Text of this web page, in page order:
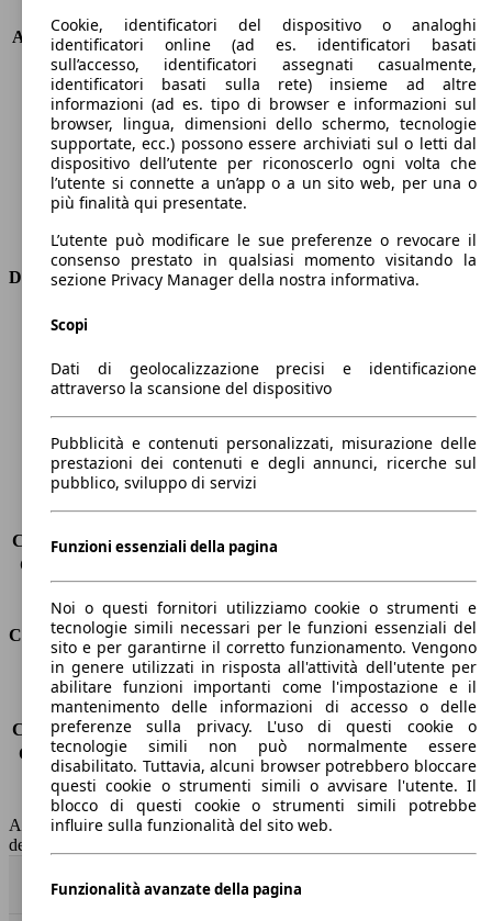
Accelerazione (0-100 km/h)
5.8s
Velocità massima (km/h)
200 km/h
Numero di marce
8
Coppia
261 nm
Cilindrata
2488 ccm
Carburante
Elettrica/Benzina
Cilindri
4
Trasmissione
Automatico
Tipo di trazione
Integrale
Dimensioni
Lunghezza
Larghezza
1890 mm
Passo
2870 mm
Peso massimo
-
Carico massimo
-
Porte
5
Sedili
5
Carico sul tetto
-
Capacità di traino (senza freni) -
Capacità di traino (con freni)
Volume del bagagliaio
Consumi
Emissioni di CO2*
-
Consumo (urbano)
-
Consumo (extra-urbano)
-
Consumo (combinato)*
Classe di emissione
Euro 6
Capacità del serbatoio
50 l
AutoScout24 non si assume alcuna responsabilità per la correttezza
dei dati.
Cookie, identificatori del dispositivo o analoghi
identificatori online (ad es. identificatori basati
sull’accesso, identificatori assegnati casualmente,
identificatori basati sulla rete) insieme ad altre
informazioni (ad es. tipo di browser e informazioni sul
browser, lingua, dimensioni dello schermo, tecnologie
supportate, ecc.) possono essere archiviati sul o letti dal
dispositivo dell’utente per riconoscerlo ogni volta che
l’utente si connette a un’app o a un sito web, per una o
più finalità qui presentate.
L’utente può modificare le sue preferenze o revocare il
consenso prestato in qualsiasi momento visitando la
sezione Privacy Manager della nostra informativa.
Scopi
Dati di geolocalizzazione precisi e identificazione
attraverso la scansione del dispositivo
Pubblicità e contenuti personalizzati, misurazione delle
prestazioni dei contenuti e degli annunci, ricerche sul
pubblico, sviluppo di servizi
Funzioni essenziali della pagina
Noi o questi fornitori utilizziamo cookie o strumenti e
tecnologie simili necessari per le funzioni essenziali del
sito e per garantirne il corretto funzionamento. Vengono
in genere utilizzati in risposta all'attività dell'utente per
abilitare funzioni importanti come l'impostazione e il
mantenimento delle informazioni di accesso o delle
preferenze sulla privacy. L'uso di questi cookie o
tecnologie simili non può normalmente essere
disabilitato. Tuttavia, alcuni browser potrebbero bloccare
questi cookie o strumenti simili o avvisare l'utente. Il
blocco di questi cookie o strumenti simili potrebbe
influire sulla funzionalità del sito web.
Funzionalità avanzate della pagina